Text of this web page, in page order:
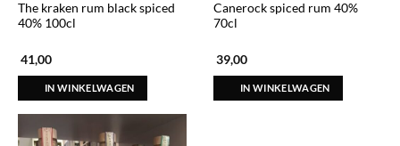
The kraken rum black spiced
40% 100cl
41,00
IN WINKELWAGEN
Canerock spiced rum 40%
70cl
39,00
IN WINKELWAGEN